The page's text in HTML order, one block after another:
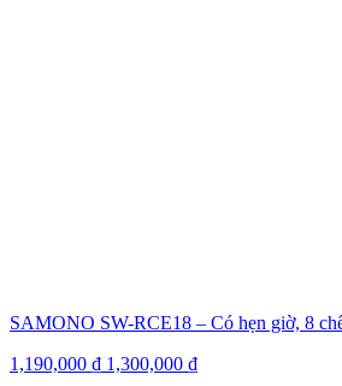
SAMONO SW-RCE18 – Có hẹn giờ, 8
1,190,000 ₫ 1,300,000 ₫